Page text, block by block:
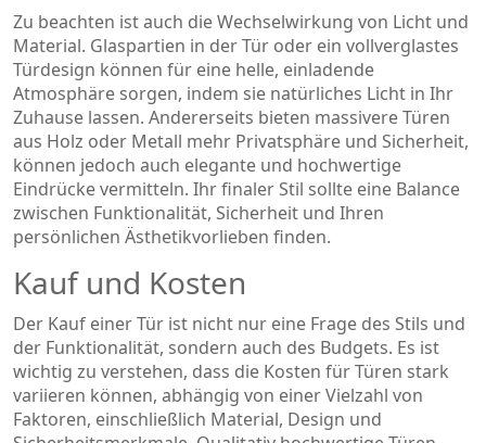
Zu beachten ist auch die Wechselwirkung von Licht und
Material. Glaspartien in der Tür oder ein vollverglastes
Türdesign können für eine helle, einladende
Atmosphäre sorgen, indem sie natürliches Licht in Ihr
Zuhause lassen. Andererseits bieten massivere Türen
aus Holz oder Metall mehr Privatsphäre und Sicherheit,
können jedoch auch elegante und hochwertige
Eindrücke vermitteln. Ihr finaler Stil sollte eine Balance
zwischen Funktionalität, Sicherheit und Ihren
persönlichen Ästhetikvorlieben finden.
Kauf und Kosten
Der Kauf einer Tür ist nicht nur eine Frage des Stils und
der Funktionalität, sondern auch des Budgets. Es ist
wichtig zu verstehen, dass die Kosten für Türen stark
variieren können, abhängig von einer Vielzahl von
Faktoren, einschließlich Material, Design und